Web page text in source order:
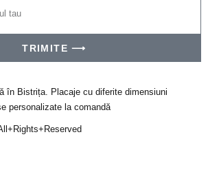
TRIMITE ⟶
în Bistrița. Placaje cu diferite dimensiuni
personalizate la comandă